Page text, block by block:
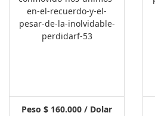
Peso $ 160.000 / Dolar